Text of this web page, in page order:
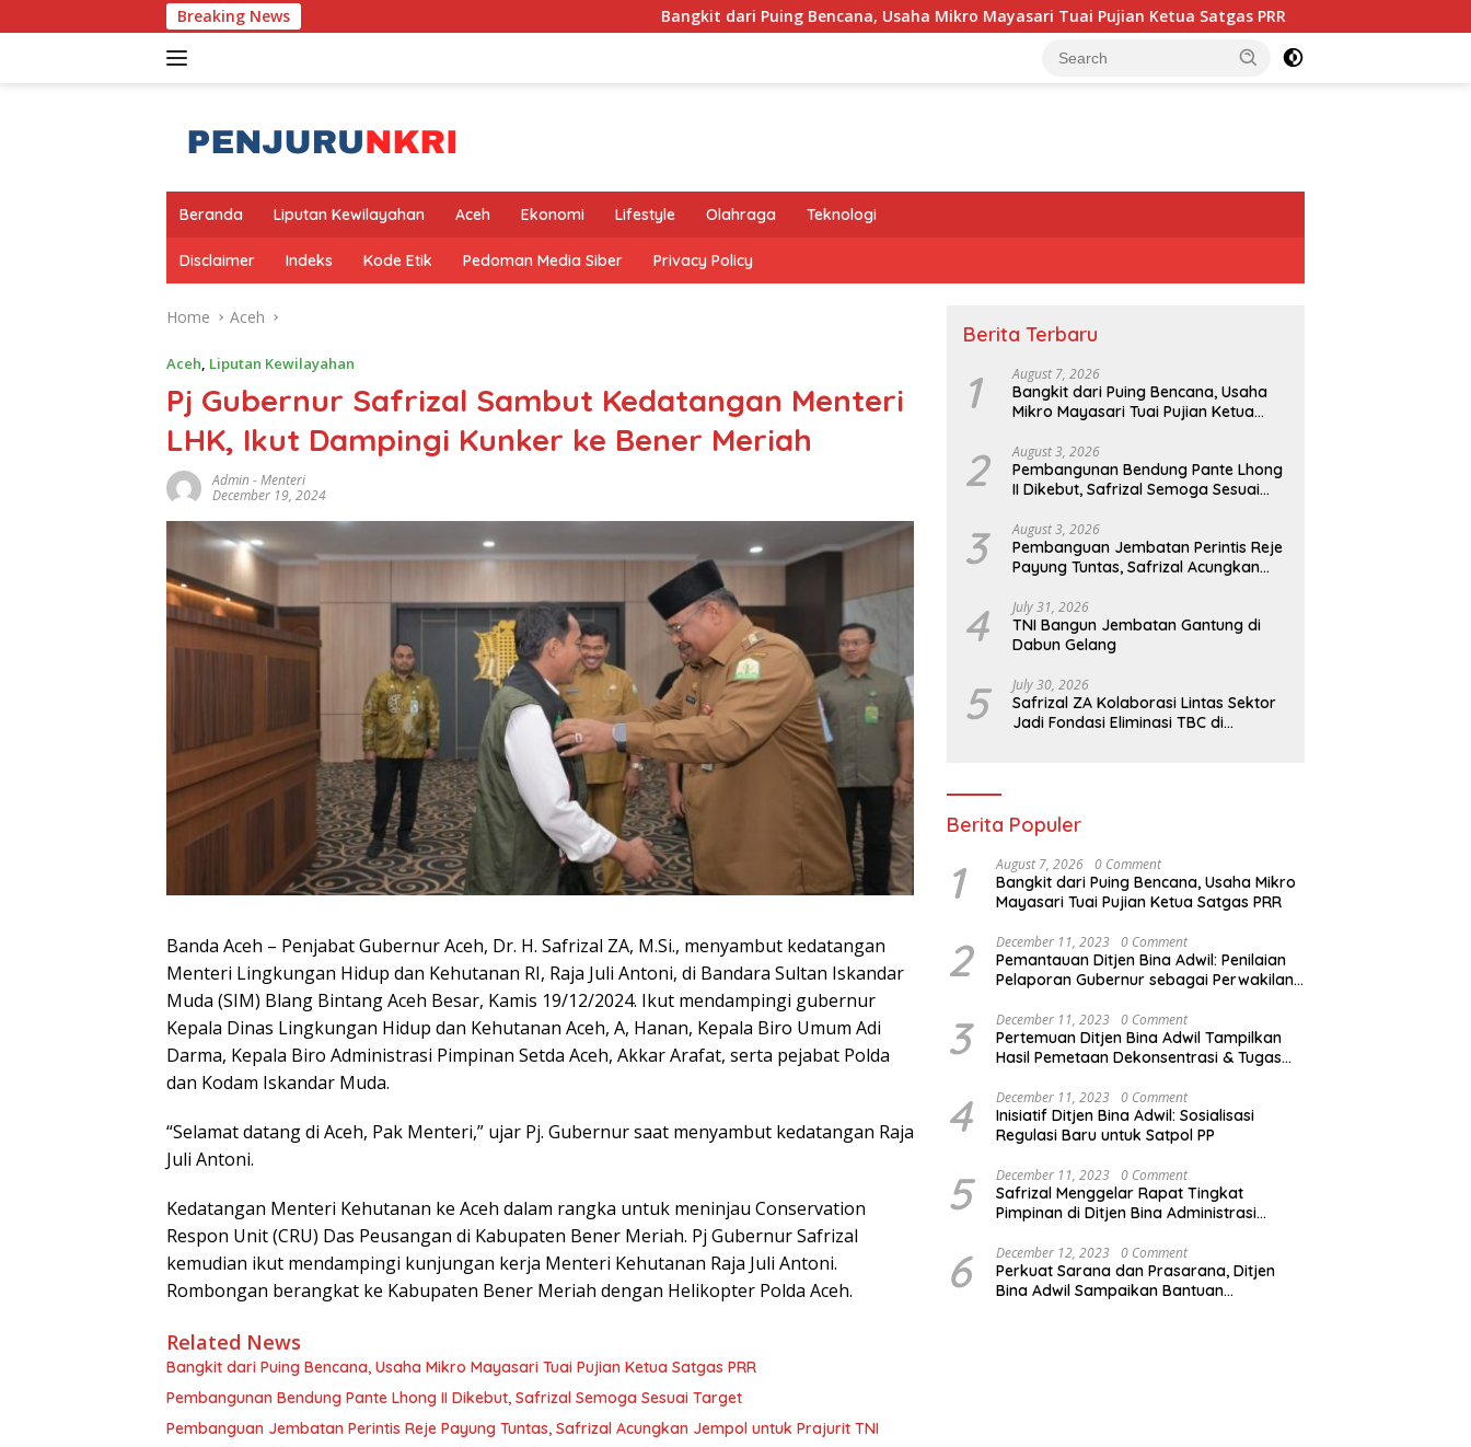
to
Breaking News Bangkit dari Puing Bencana, Usaha Mikro Mayasari Tuai Pujian Ketua Satgas PRR Pembangunan Bendung Pante
Beranda Liputan Kewilayahan Aceh Ekonomi Lifestyle Olahraga Teknologi
Disclaimer Indeks Kode Etik Pedoman Media Siber Privacy Policy
Home Aceh
Aceh, Liputan Kewilayahan
Pj Gubernur Safrizal Sambut Kedatangan Menteri
LHK, Ikut Dampingi Kunker ke Bener Meriah
Admin-Menteri
December 19, 2024
Banda Aceh – Penjabat Gubernur Aceh, Dr. H. Safrizal ZA, M.Si., menyambut kedatangan
Menteri Lingkungan Hidup dan Kehutanan RI, Raja Juli Antoni, di Bandara Sultan Iskandar
Muda (SIM) Blang Bintang Aceh Besar, Kamis 19/12/2024. Ikut mendampingi gubernur
Kepala Dinas Lingkungan Hidup dan Kehutanan Aceh, A, Hanan, Kepala Biro Umum Adi
Darma, Kepala Biro Administrasi Pimpinan Setda Aceh, Akkar Arafat, serta pejabat Polda
dan Kodam Iskandar Muda.
“Selamat datang di Aceh, Pak Menteri,” ujar Pj. Gubernur saat menyambut kedatangan Raja
Juli Antoni.
Kedatangan Menteri Kehutanan ke Aceh dalam rangka untuk meninjau Conservation
Respon Unit (CRU) Das Peusangan di Kabupaten Bener Meriah. Pj Gubernur Safrizal
kemudian ikut mendampingi kunjungan kerja Menteri Kehutanan Raja Juli Antoni.
Rombongan berangkat ke Kabupaten Bener Meriah dengan Helikopter Polda Aceh.
Related News
Bangkit dari Puing Bencana, Usaha Mikro Mayasari Tuai Pujian Ketua Satgas PRR
Pembangunan Bendung Pante Lhong II Dikebut, Safrizal Semoga Sesuai Target
Pembanguan Jembatan Perintis Reje Payung Tuntas, Safrizal Acungkan Jempol untuk Prajurit TNI
Berita Terbaru
1 August 7, 2026
Bangkit dari Puing Bencana, Usaha
Mikro Mayasari Tuai Pujian Ketua
2 August 3, 2026
Pembangunan Bendung Pante Lhong
II Dikebut, Safrizal Semoga Sesuai
3 August 3, 2026
Pembanguan Jembatan Perintis Reje
Payung Tuntas, Safrizal Acungkan
4 July 31, 2026
TNI Bangun Jembatan Gantung di
Dabun Gelang
5 July 30, 2026
Safrizal ZA Kolaborasi Lintas Sektor
Jadi Fondasi Eliminasi TBC di
Berita Populer
1 August 7, 2026 0 Comment
Bangkit dari Puing Bencana, Usaha Mikro
Mayasari Tuai Pujian Ketua Satgas PRR
2 December 11, 2023 0 Comment
Pemantauan Ditjen Bina Adwil: Penilaian
Pelaporan Gubernur sebagai Perwakilan
3 December 11, 2023 0 Comment
Pertemuan Ditjen Bina Adwil Tampilkan
Hasil Pemetaan Dekonsentrasi & Tugas
4 December 11, 2023 0 Comment
Inisiatif Ditjen Bina Adwil: Sosialisasi
Regulasi Baru untuk Satpol PP
5 December 11, 2023 0 Comment
Safrizal Menggelar Rapat Tingkat
Pimpinan di Ditjen Bina Administrasi
6 December 12, 2023 0 Comment
Perkuat Sarana dan Prasarana, Ditjen
Bina Adwil Sampaikan Bantuan